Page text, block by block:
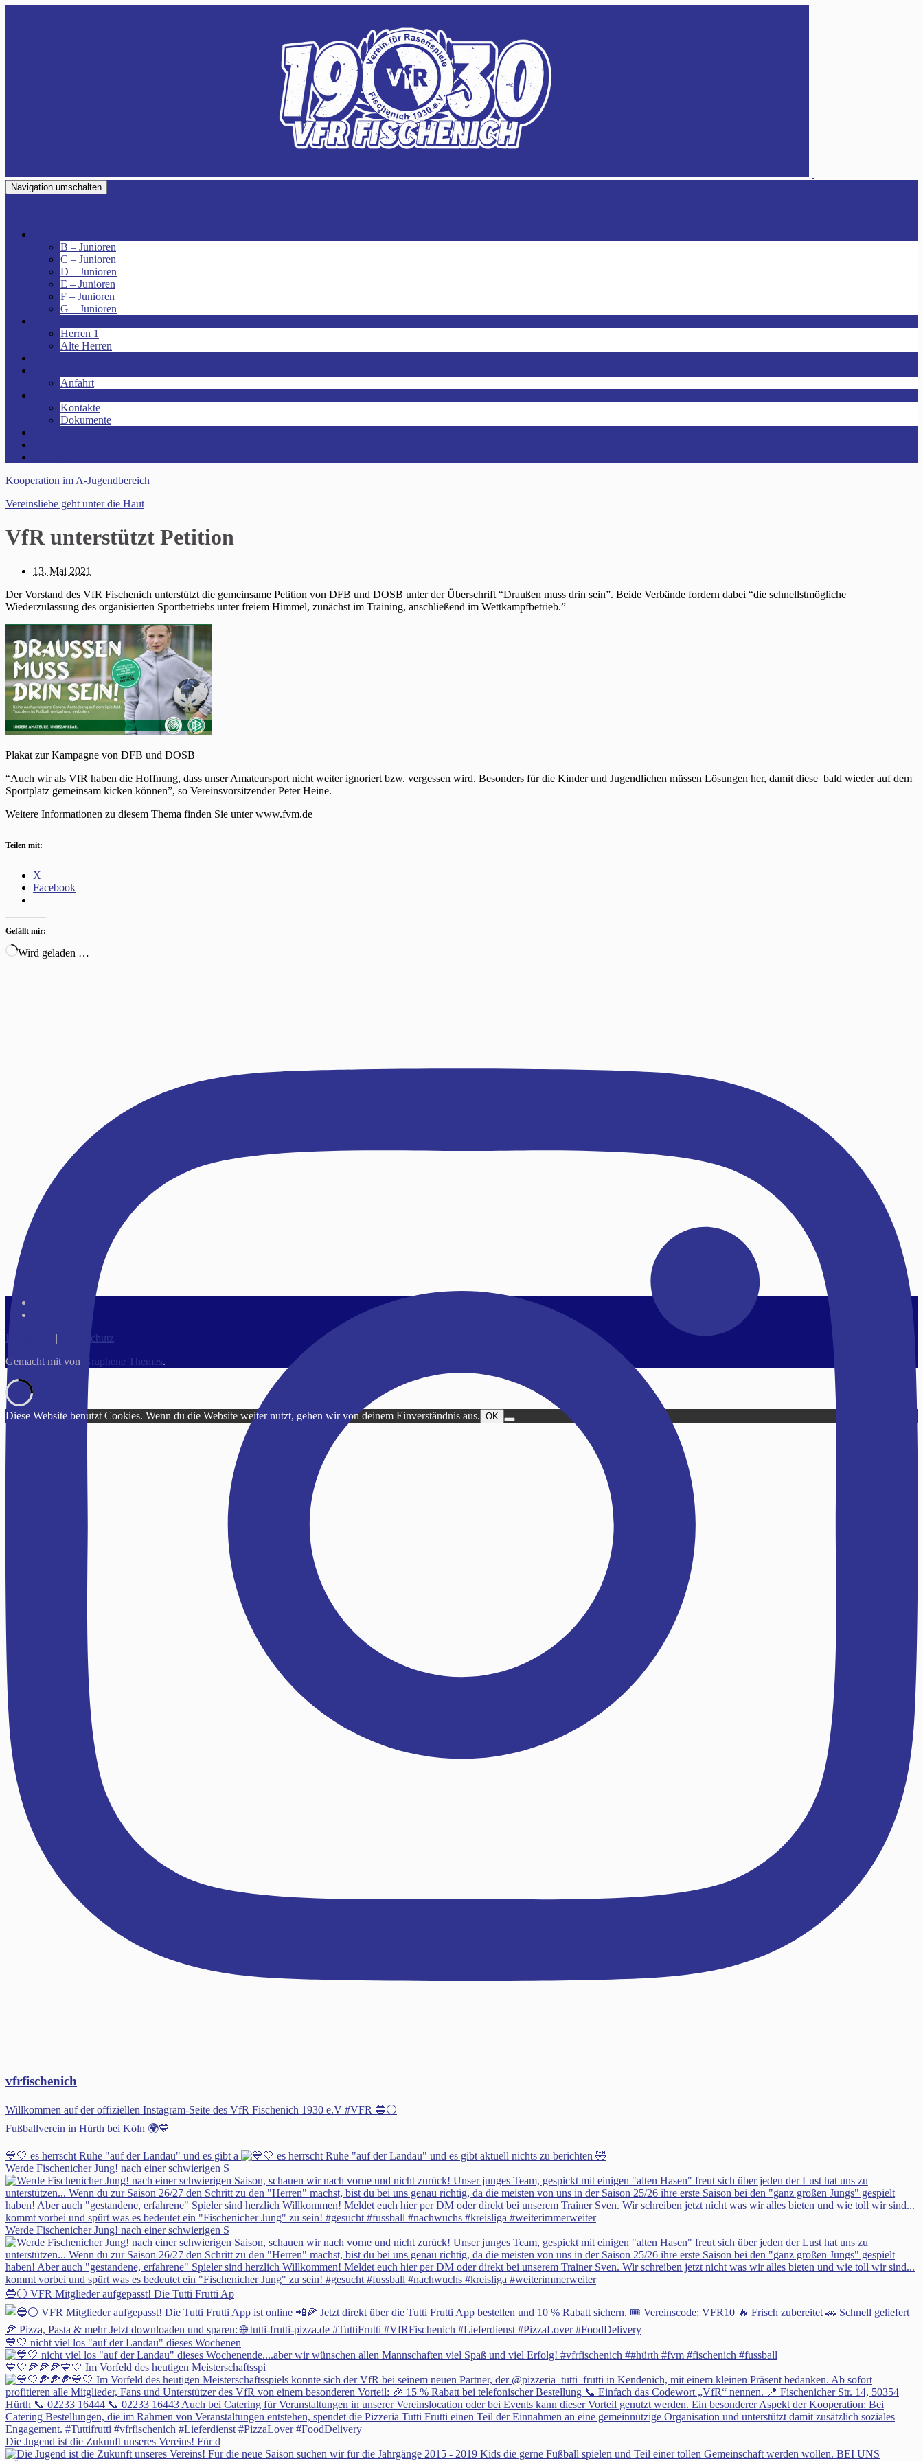
Navigation umschalten
B – Junioren
C – Junioren
D – Junioren
E – Junioren
F – Junioren
G – Junioren
Herren 1
Alte Herren
Anfahrt
Kontakte
Dokumente
Kooperation im A-Jugendbereich
Vereinsliebe geht unter die Haut
VfR unterstützt Petition
13. Mai 2021
Der Vorstand des VfR Fischenich unterstützt die gemeinsame Petition von DFB und DOSB unter der Überschrift “Draußen muss drin sein”. Beide Verbände fordern dabei “die schnellstmögliche
Wiederzulassung des organisierten Sportbetriebs unter freiem Himmel, zunächst im Training, anschließend im Wettkampfbetrieb.”
Plakat zur Kampagne von DFB und DOSB
“Auch wir als VfR haben die Hoffnung, dass unser Amateursport nicht weiter ignoriert bzw. vergessen wird. Besonders für die Kinder und Jugendlichen müssen Lösungen her, damit diese bald wieder auf dem
Sportplatz gemeinsam kicken können”, so Vereinsvorsitzender Peter Heine.
Weitere Informationen zu diesem Thema finden Sie unter www.fvm.de
Teilen mit:
X
Facebook
Gefällt mir:
Wird geladen …
vfrfischenich
Willkommen auf der offiziellen Instagram-Seite des VfR Fischenich 1930 e.V #VFR 🔵⚪️
Fußballverein in Hürth bei Köln 🌍💙
💙🤍 es herrscht Ruhe "auf der Landau" und es gibt a
Werde Fischenicher Jung! nach einer schwierigen S
Werde Fischenicher Jung! nach einer schwierigen S
🔵⚪ VFR Mitglieder aufgepasst! Die Tutti Frutti Ap
💙🤍 nicht viel los "auf der Landau" dieses Wochenen
💙🤍🍕🍕🍕💙🤍 Im Vorfeld des heutigen Meisterschaftsspi
Die Jugend ist die Zukunft unseres Vereins! Für d
Impressum |
Datenschutz
Gemacht mit von Graphene Themes.
Diese Website benutzt Cookies. Wenn du die Website weiter nutzt, gehen wir von deinem Einverständnis aus. OK